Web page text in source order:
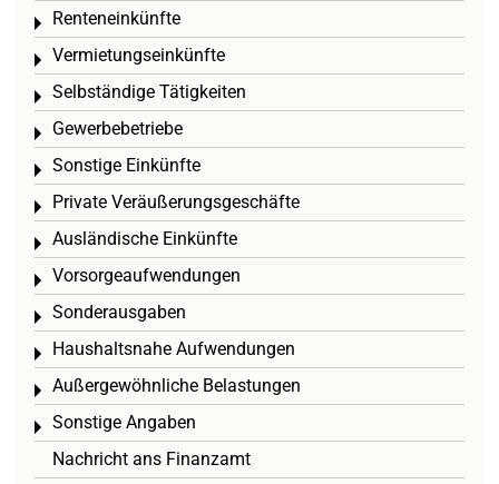
Renteneinkünfte
Toggle menu
Vermietungseinkünfte
Toggle menu
Selbständige Tätigkeiten
Toggle menu
Gewerbebetriebe
Toggle menu
Sonstige Einkünfte
Toggle menu
Private Veräußerungsgeschäfte
Toggle menu
Ausländische Einkünfte
Toggle menu
Vorsorgeaufwendungen
Toggle menu
Sonderausgaben
Toggle menu
Haushaltsnahe Aufwendungen
Toggle menu
Außergewöhnliche Belastungen
Toggle menu
Sonstige Angaben
Toggle menu
Nachricht ans Finanzamt